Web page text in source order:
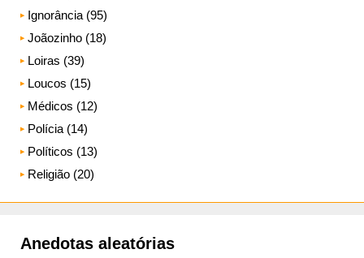
Ignorância (95)
Joãozinho (18)
Loiras (39)
Loucos (15)
Médicos (12)
Polícia (14)
Políticos (13)
Religião (20)
Anedotas aleatórias